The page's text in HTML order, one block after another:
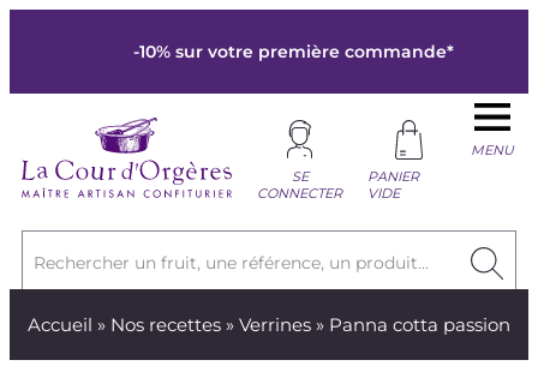
-10% sur votre première commande*
Rechercher un fruit, une référence, un produit...
SE
CONNECTER
PANIER
VIDE
MENU
Accueil » Nos recettes » Verrines » Panna cotta passion